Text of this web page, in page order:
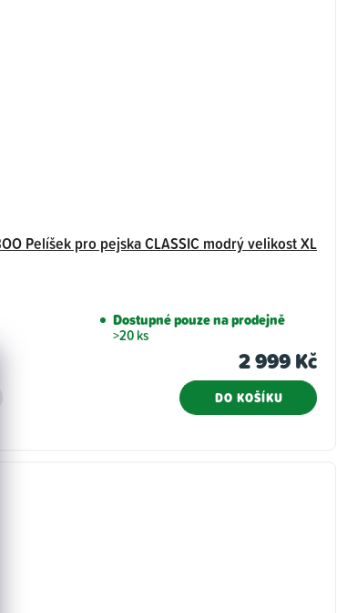
Pelíšek pro pejska CLASSIC modrý velikost XL
Dostupné pouze na prodejně
>20 ks
2 999 Kč
DO KOŠÍKU